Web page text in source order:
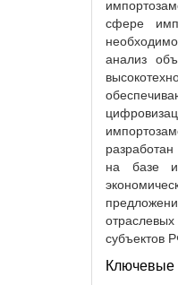
сфере
анализ
на базе
субъектов
Ключевые